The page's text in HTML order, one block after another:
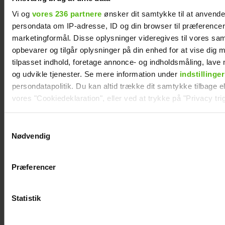
Vi og vores 236 partnere ønsker dit samtykke til at
persondata om IP-adresse, ID og din browser til
marketingformål. Disse oplysninger videregives til vores
opbevarer og tilgår oplysninger på din enhed for at vise dig
tilpasset indhold, foretage annonce- og indholdsmåling, lave
og udvikle tjenester. Se mere information under indstillinger
persondatapolitik. Du kan altid trække dit samtykke tilbage
vores "Cookiedeklaration", eller ved at trykke på "Privacy
Vi anvender egne cookies og cookies fra tredjeparter til at
generere statistik og huske dine præferencer samt til brug
Nødvendig
Præferencer
Statistik
taget svær beslutning